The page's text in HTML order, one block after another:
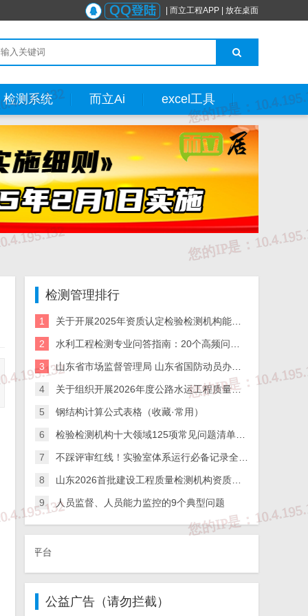
而立工程APP 放在桌面
检测系统 而立Ai excel工具
检测管理排行
1 关于开展2025年资质认定检验检测机构能力验证工作的通知
2 水利工程检测专业问答指南：20个高频问题全解析
3 山东省市场监督管理局 山东省国防动员办公室关于公布2025年度综合类检验检测机构监督抽查结果的通知
4 关于组织开展2026年度公路水运工程质量检测机构及在建高速公路项目工地试验室比对试验的通知
5 钢结构计算公式表格（收藏·常用）
6 检验检测机构十大领域125项常见问题清单，务必逐条自查！
7 不踩评审红线！实验室体系运行必备记录全梳理
8 山东2026首批建设工程质量检测机构资质审查结果出炉！12家企业命运分化，行业洗牌信号明显
9 人员监督、人员能力监控的9个典型问题
公益广告（请勿拦截）